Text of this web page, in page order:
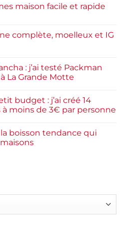
maison facile et rapide
complète, moelleux et IG
: j’ai testé Packman
La Grande Motte
budget : j’ai créé 14
moins de 3€ par personne
boisson tendance qui